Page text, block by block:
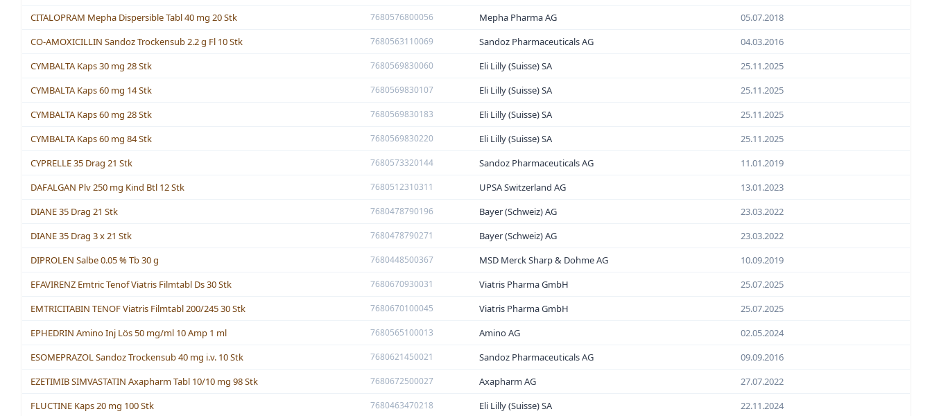
CITALOPRAM Mepha Dispersible Tabl 40 mg 20 Stk
7680576800056 Mepha Pharma AG
05.07.2018
CO-AMOXICILLIN Sandoz Trockensub 2.2 g Fl 10 Stk
7680563110069 Sandoz Pharmaceuticals AG
04.03.2016
CYMBALTA Kaps 30 mg 28 Stk
7680569830060 Eli Lilly (Suisse) SA
25.11.2025
CYMBALTA Kaps 60 mg 14 Stk
7680569830107 Eli Lilly (Suisse) SA
25.11.2025
CYMBALTA Kaps 60 mg 28 Stk
7680569830183 Eli Lilly (Suisse) SA
25.11.2025
CYMBALTA Kaps 60 mg 84 Stk
7680569830220 Eli Lilly (Suisse) SA
25.11.2025
CYPRELLE 35 Drag 21 Stk
7680573320144 Sandoz Pharmaceuticals AG
11.01.2019
DAFALGAN Plv 250 mg Kind Btl 12 Stk
7680512310311 UPSA Switzerland AG
13.01.2023
DIANE 35 Drag 21 Stk
7680478790196 Bayer (Schweiz) AG
23.03.2022
DIANE 35 Drag 3 x 21 Stk
7680478790271 Bayer (Schweiz) AG
23.03.2022
DIPROLEN Salbe 0.05 % Tb 30 g
7680448500367 MSD Merck Sharp & Dohme AG
10.09.2019
EFAVIRENZ Emtric Tenof Viatris Filmtabl Ds 30 Stk
7680670930031 Viatris Pharma GmbH
25.07.2025
EMTRICITABIN TENOF Viatris Filmtabl 200/245 30 Stk
7680670100045 Viatris Pharma GmbH
25.07.2025
EPHEDRIN Amino Inj Lös 50 mg/ml 10 Amp 1 ml
7680565100013 Amino AG
02.05.2024
ESOMEPRAZOL Sandoz Trockensub 40 mg i.v. 10 Stk
7680621450021 Sandoz Pharmaceuticals AG
09.09.2016
EZETIMIB SIMVASTATIN Axapharm Tabl 10/10 mg 98 Stk
7680672500027 Axapharm AG
27.07.2022
FLUCTINE Kaps 20 mg 100 Stk
7680463470218 Eli Lilly (Suisse) SA
22.11.2024